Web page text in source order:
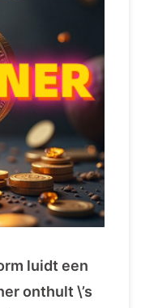
luidt een
onthult \’s